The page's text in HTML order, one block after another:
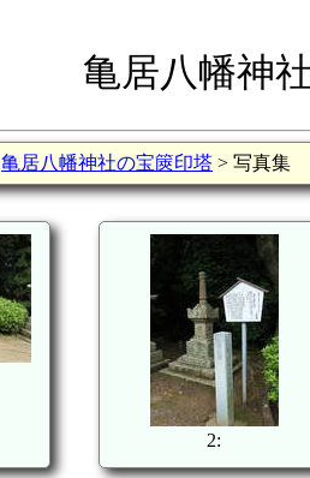
亀居八幡神
亀居八幡神社の宝篋印塔 > 写真集
2: